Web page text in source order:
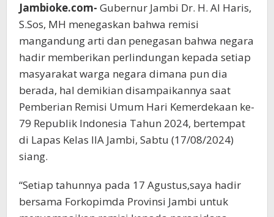
Jambioke.com- Gubernur Jambi Dr. H. Al Haris,
S.Sos, MH menegaskan bahwa remisi
mangandung arti dan penegasan bahwa negara
hadir memberikan perlindungan kepada setiap
masyarakat warga negara dimana pun dia
berada, hal demikian disampaikannya saat
Pemberian Remisi Umum Hari Kemerdekaan ke-
79 Republik Indonesia Tahun 2024, bertempat
di Lapas Kelas IIA Jambi, Sabtu (17/08/2024)
siang.
“Setiap tahunnya pada 17 Agustus,saya hadir
bersama Forkopimda Provinsi Jambi untuk